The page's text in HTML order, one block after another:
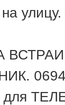
на
для